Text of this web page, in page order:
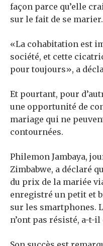
façon parce qu’elle
sur le fait de se marier.
«La cohabitation est
société, et cette
pour toujours», a
Et pourtant, pour
une opportunité de
mariage qui ne
contournées.
Philemon Jambaya,
Zimbabwe, a déclaré
du prix de la mariée
enregistré un petit et
sur les smartphones.
n’ont pas résisté, a-t-il